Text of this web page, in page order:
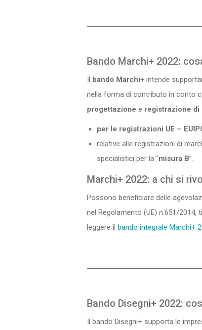
Bando Marchi+ 2022:
Il bando Marchi+intende
nella forma di contributo in conto
progettazione e registrazione di
per le registrazioni UE –
relative alle registrazioni di
specialistici per la “misura B”.
Marchi+ 2022: a chi si
Possono beneficiare delle
nel Regolamento (UE) n.651/
leggere il bando integrale Marchi+
Bando Disegni+ 2022:
Il bando Disegni+ supporta le